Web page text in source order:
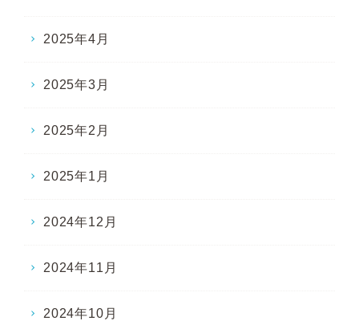
2025年4月
2025年3月
2025年2月
2025年1月
2024年12月
2024年11月
2024年10月